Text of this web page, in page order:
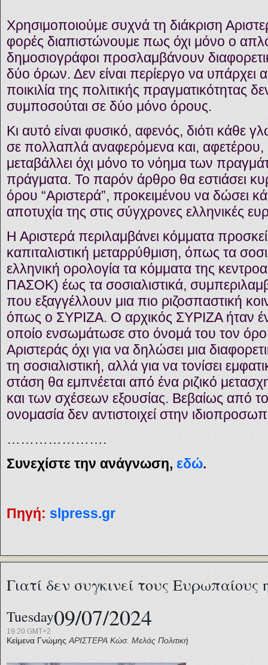
Χρησιμοποιούμε συχνά τη διάκριση
φορές διαπιστώνουμε πως όχι μόνο ο
δημοσιογράφοι προσλαμβάνουν
δύο όρων. Δεν είναι περίεργο να
ποικιλία της πολιτικής πραγματικότητας
συμποσούται σε δύο μόνο όρους.
Κι αυτό είναι φυσικό, αφενός, διότι κάθε
σε πολλαπλά αναφερόμενα και, αφετέρου,
μεταβάλλει όχι μόνο το νόημα των
πράγματα. Το παρόν άρθρο θα εστιάσει
όρου “Αριστερά”, προκειμένου να δώσει
αποτυχία της στις σύγχρονες ελληνικές
Η Αριστερά περιλαμβάνει κόμματα
καπιταλιστική μεταρρύθμιση, όπως τα
ελληνική ορολογία τα κόμματα της
ΠΑΣΟΚ) έως τα σοσιαλιστικά,
που εξαγγέλλουν μια πιο ριζοσπαστική
όπως ο ΣΥΡΙΖΑ. Ο αρχικός ΣΥΡΙΖΑ ήταν
οποίο ενσωμάτωσε στο όνομά του τον όρο
Αριστεράς όχι για να δηλώσει μια
τη σοσιαλιστική, αλλά για να τονίσει
στάση θα εμπνέεται από ένα ριζικό
και των σχέσεων εξουσίας. Βεβαίως από
ονομασία δεν αντιστοιχεί στην
………………….
Συνεχίστε την ανάγνωση, εδώ.
Πηγή: slpress.gr
Γιατί δεν συγκινεί τους Ευρωπαίους
Tuesday09/07/2024
19:20 GMT+2
Κείμενα Γνώμης ΑΡΙΣΤΕΡΑ Κώσ. Μελάς Πολιτική